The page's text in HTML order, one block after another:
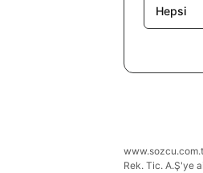
Hepsi
Rek. Tic. A.Ş'ye